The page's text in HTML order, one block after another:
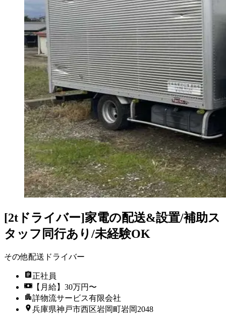
[2tドライバー]家電の配送&設置/補助ス
タッフ同行あり/未経験OK
その他配送ドライバー
正社員
【月給】30万円〜
詳物流サービス有限会社
兵庫県神戸市西区岩岡町岩岡2048